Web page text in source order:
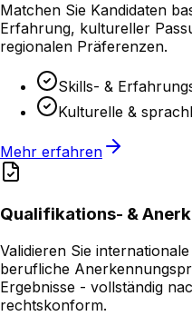
Matchen Sie Kandidaten
Erfahrung, kultureller
regionalen Präferenzen.
Skills- &
Kulturelle &
Mehr erfahren
Qualifikations- &
Validieren Sie
berufliche
Ergebnisse - vollständig
rechtskonform.